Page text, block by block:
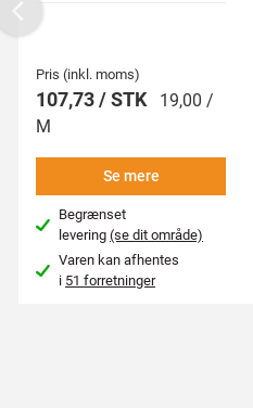
Pris (inkl. moms)
107,73 / STK
19,00 /
M
Se mere
Begrænset
levering(se dit område)
Varen kan afhentes
i 51 forretninger
Previous